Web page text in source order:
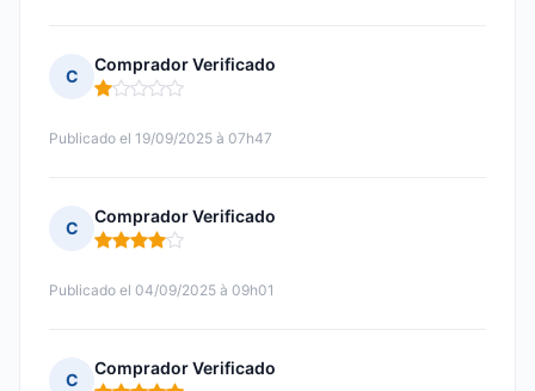
C
Comprador Verificado
Nota: 1 de 5
Publicado el 19/09/2025 à 07h47
C
Comprador Verificado
Nota: 4 de 5
Publicado el 04/09/2025 à 09h01
C
Comprador Verificado